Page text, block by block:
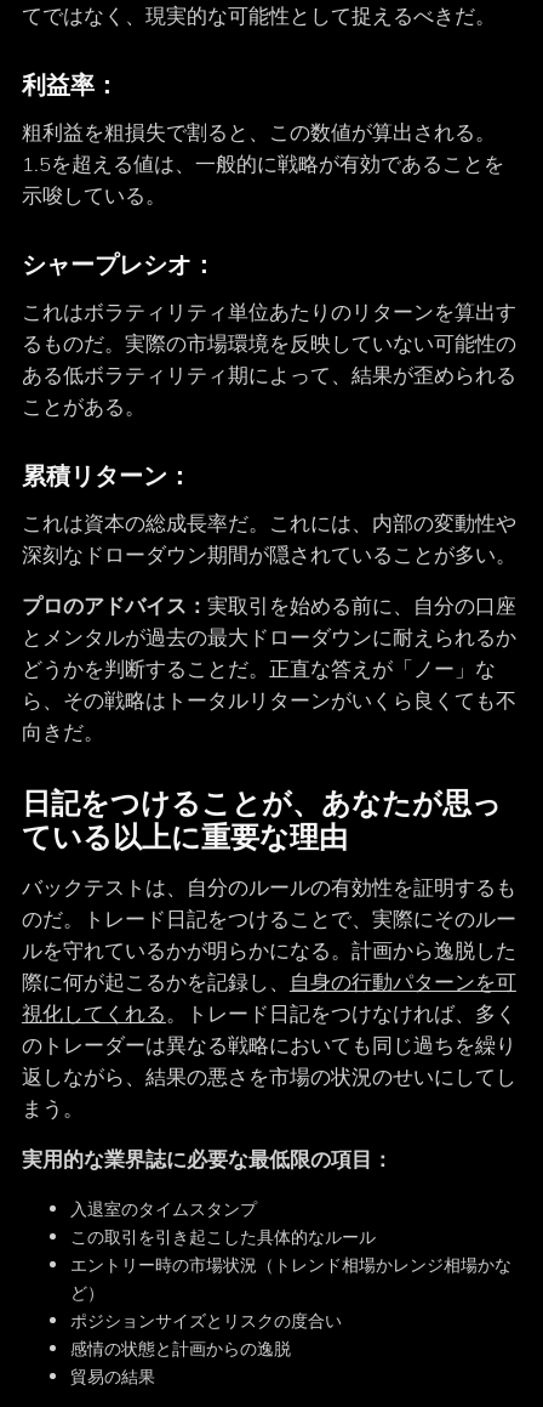
てではなく、現実的な可能性として捉えるべきだ。
利益率：
粗利益を粗損失で割ると、この数値が算出される。
1.5を超える値は、一般的に戦略が有効であることを
示唆している。
シャープレシオ：
これはボラティリティ単位あたりのリターンを算出す
るものだ。実際の市場環境を反映していない可能性の
ある低ボラティリティ期によって、結果が歪められる
ことがある。
累積リターン：
これは資本の総成長率だ。これには、内部の変動性や
深刻なドローダウン期間が隠されていることが多い。
プロのアドバイス： 実取引を始める前に、自分の口座
とメンタルが過去の最大ドローダウンに耐えられるか
どうかを判断することだ。正直な答えが「ノー」な
ら、その戦略はトータルリターンがいくら良くても不
向きだ。
日記をつけることが、あなたが思っ
ている以上に重要な理由
バックテストは、自分のルールの有効性を証明するも
のだ。トレード日記をつけることで、実際にそのルー
ルを守れているかが明らかになる。計画から逸脱した
際に何が起こるかを記録し、 自身の行動パターンを可
視化してくれる。トレード日記をつけなければ、多く
のトレーダーは異なる戦略においても同じ過ちを繰り
返しながら、結果の悪さを市場の状況のせいにしてし
まう。
実用的な業界誌に必要な最低限の項目：
入退室のタイムスタンプ
この取引を引き起こした具体的なルール
エントリー時の市場状況（トレンド相場かレンジ相場かな
ど）
ポジションサイズとリスクの度合い
感情の状態と計画からの逸脱
貿易の結果